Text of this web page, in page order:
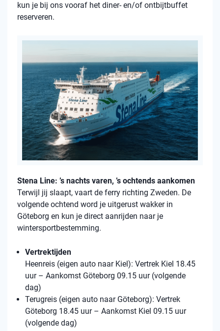
kun je bij ons vooraf het diner- en/of ontbijtbuffet
reserveren.
Stena Line: ’s nachts varen, ’s ochtends aankomen
Terwijl jij slaapt, vaart de ferry richting Zweden. De
volgende ochtend word je uitgerust wakker in
Göteborg en kun je direct aanrijden naar je
wintersportbestemming.
Vertrektijden
Heenreis (eigen auto naar Kiel): Vertrek Kiel 18.45
uur – Aankomst Göteborg 09.15 uur (volgende
dag)
Terugreis (eigen auto naar Göteborg): Vertrek
Göteborg 18.45 uur – Aankomst Kiel 09.15 uur
(volgende dag)